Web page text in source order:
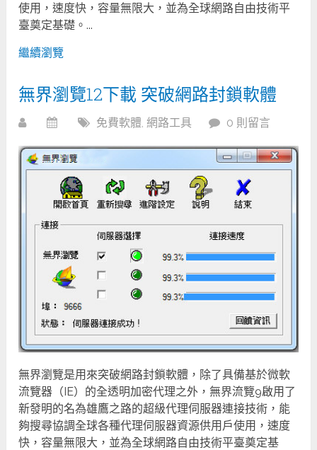
使用，速度快，容量無限大，並為全球網路自由技術平
臺奠定基礎。...
繼續瀏覽
無界瀏覽12下載 突破網路封鎖軟體
免費軟體, 網路工具 0 則留言
無界瀏覽是用來突破網路封鎖軟體，除了具備基於微軟
流覽器（IE）的全透明加密代理之外，無界流覽9啟用了
新發明的名為雄鷹之路的超級代理伺服器連接技術，能
夠搜尋協調全球各種代理伺服器資源供用戶使用，速度
快，容量無限大，並為全球網路自由技術平臺奠定基